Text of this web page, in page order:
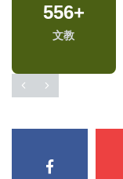
556+
文教